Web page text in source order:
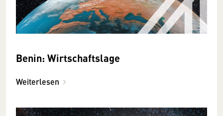
Benin: Wirtschaftslage
Weiterlesen